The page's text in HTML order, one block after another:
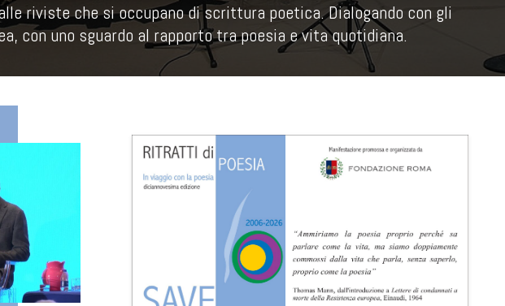
riviste che si occupano di scrittura poetica. Dialogando con gli
con uno sguardo al rapporto tra poesia e vita quotidiana.